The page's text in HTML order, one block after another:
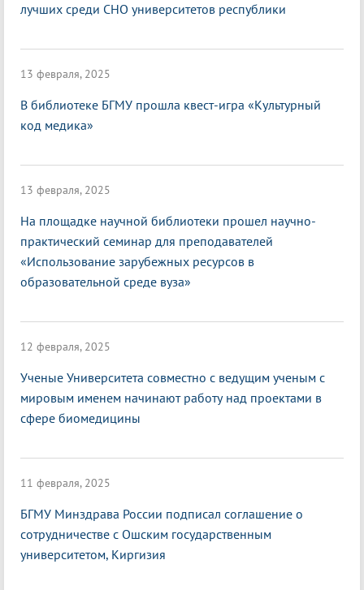
лучших среди СНО университетов республики
13 февраля, 2025
В библиотеке БГМУ прошла квест-игра «Культурный
код медика»
13 февраля, 2025
На площадке научной библиотеки прошел научно-
практический семинар для преподавателей
«Использование зарубежных ресурсов в
образовательной среде вуза»
12 февраля, 2025
Ученые Университета совместно с ведущим ученым с
мировым именем начинают работу над проектами в
сфере биомедицины
11 февраля, 2025
БГМУ Минздрава России подписал соглашение о
сотрудничестве с Ошским государственным
университетом, Киргизия